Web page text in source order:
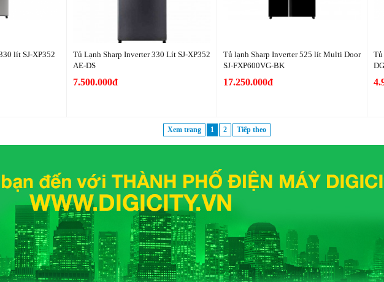
lít SJ-XP352
Tủ Lạnh Sharp Inverter 330 Lít SJ-XP352
AE-DS
7.500.000đ
Tủ lạnh Sharp Inverter 525 lít Multi Door
SJ-FXP600VG-BK
17.250.000đ
Tủ
DG
Xem trang 1 2 Tiếp theo